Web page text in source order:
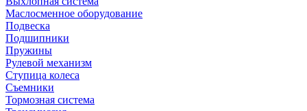
Маслосменное оборудование
Подвеска
Подшипники
Пружины
Рулевой механизм
Ступица колеса
Съемники
Тормозная система